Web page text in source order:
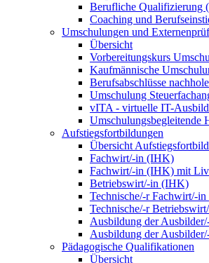
Berufliche Qualifizierung
Coaching und
Umschulungen und
Übersicht
Vorbereitungskurs
Kaufmännische
Berufsabschlüsse
Umschulung
vITA - virtuelle IT-
Umschulungsbegleitende
Aufstiegsfortbildungen
Übersicht
Fachwirt/-in (IHK)
Fachwirt/-in (IHK) mit
Betriebswirt/-in (IHK)
Technische/-r Fachwirt/-
Technische/-r
Ausbildung der
Ausbildung der
Pädagogische Qualifikationen
Übersicht